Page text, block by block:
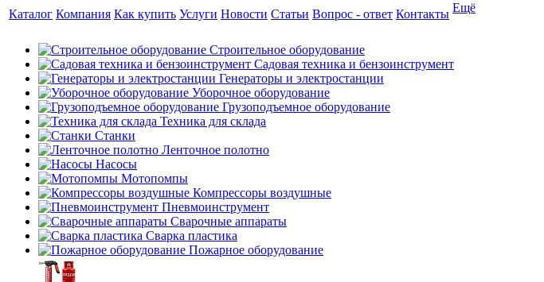
Каталог Компания Как купить Услуги Новости Статьи Вопрос - ответ Контакты Ещё
Строительное оборудование
Садовая техника и бензоинструмент
Генераторы и электростанции
Уборочное оборудование
Грузоподъемное оборудование
Техника для склада
Станки
Ленточное полотно
Насосы
Мотопомпы
Компрессоры воздушные
Пневмоинструмент
Сварочные аппараты
Сварка пластика
Пожарное оборудование